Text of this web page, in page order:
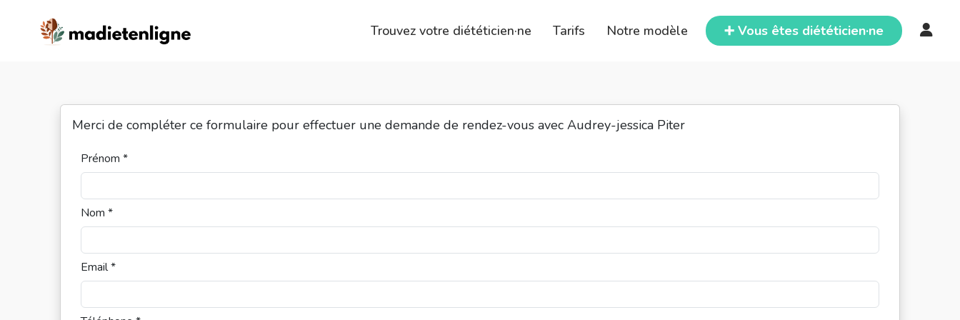
Trouvez votre diététicien·ne Tarifs Notre modèle ➕ Vous êtes diététicien·ne
Merci de compléter ce formulaire pour effectuer une demande de rendez-vous avec Audrey-jessica Piter
Prénom *
Nom *
Email *